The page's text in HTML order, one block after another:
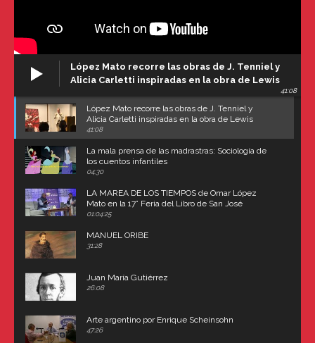
López Mato recorre las obras de J. Tenniel y
Alicia Carletti inspiradas en la obra de Lewis
41:08
López Mato recorre las obras de J. Tenniel y
Alicia Carletti inspiradas en la obra de Lewis
Carroll
41:08
La mala prensa de las madrastras: Sociología de
los cuentos infantiles
04:30
LA MAREA DE LOS TIEMPOS de Omar López
Mato en la 17° Feria del Libro de San José
(Uruguay)
01:04:25
MANUEL ORIBE
31:28
Juan María Gutiérrez
26:08
Arte argentino por Enrique Scheinsohn
47:26